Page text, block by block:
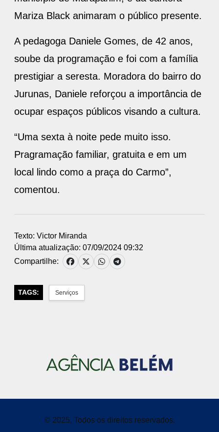
Mariza Black animaram o público presente.
A pedagoga Daniele Gomes, de 42 anos,
soube da programação e foi com a família
prestigiar a seresta. Moradora do bairro do
Jurunas, Daniele reforçou a importância de
ocupar espaços públicos visando a cultura.
“Uma sexta à noite pede muito isso.
Pragramação familiar, gratuita e em um
local lindo como a praça do Carmo”,
comentou.
Texto: Victor Miranda
Última atualização: 07/09/2024 09:32
Compartilhe:
TAGS: Serviços
© 2025, Todos os direitos reservados.